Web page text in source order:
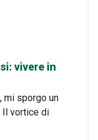
vivere in
mi sporgo un
Il vortice di